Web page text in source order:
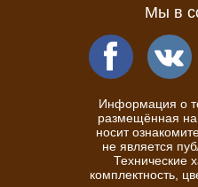
Мы в
Информация о
размещённая на
носит
не является
Технические
комплектность,